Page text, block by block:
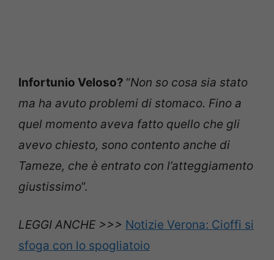
Infortunio Veloso? “Non so cosa sia stato
ma ha avuto problemi di stomaco. Fino a
quel momento aveva fatto quello che gli
avevo chiesto, sono contento anche di
Tameze, che è entrato con l’atteggiamento
giustissimo”.
LEGGI ANCHE >>> Notizie Verona: Cioffi si
sfoga con lo spogliatoio